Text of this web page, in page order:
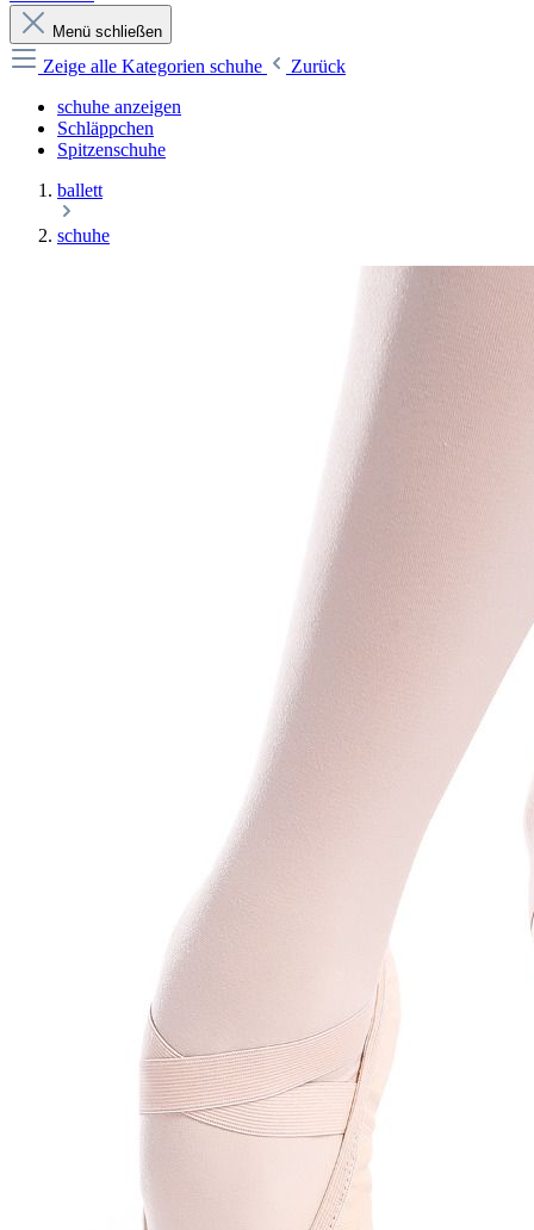
Menü schließen
Zeige alle Kategorien schuhe
Zurück
schuhe anzeigen
Schläppchen
Spitzenschuhe
ballett
schuhe